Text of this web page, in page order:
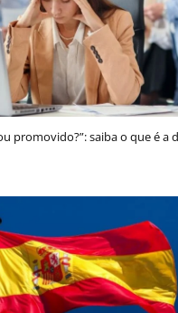
promovido?”: saiba o que é a